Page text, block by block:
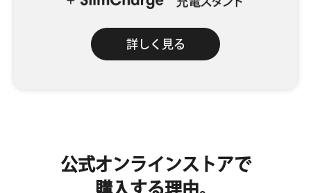
詳しく見る
公式オンラインストアで
購入する理由。